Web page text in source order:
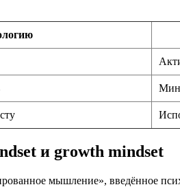
и growth mindset
мышление», введённое